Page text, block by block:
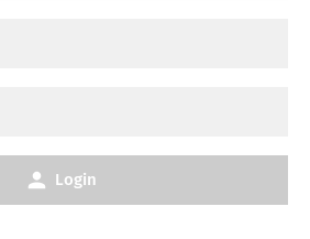
Login